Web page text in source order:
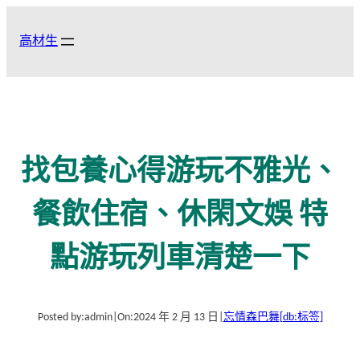
高材生
找包養心得游玩不雅光、
餐飲住宿、休閑文娛 特
點游玩列車清楚一下
Posted by:admin| On:2024 年 2 月 13 日 忘情森巴舞[db:标签]